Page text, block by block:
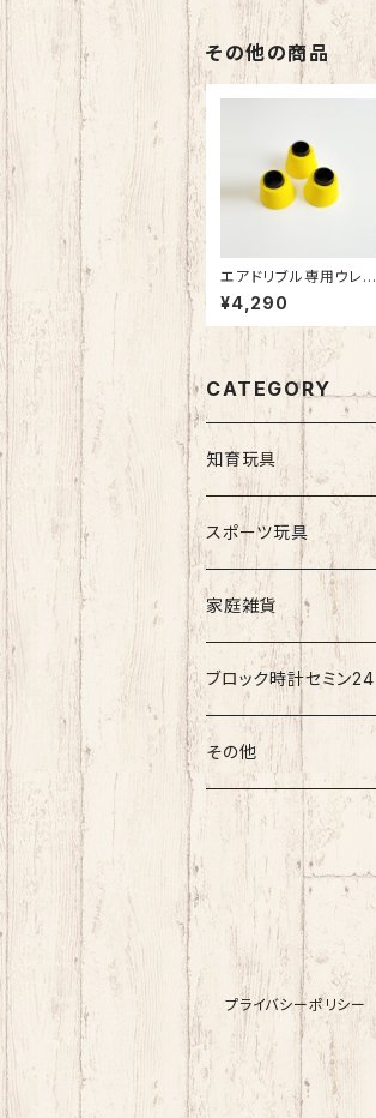
その他の商品
エアドリブル専用ウレタ
ンクッション 最新版 バ
スケットボール ドリブル
練習 室内 静か 音が響
きにくい 低騒音 自主練
リビングで練習 AirDrib
ble トレーニング用品
¥4,290
CATEGORY
知育玩具
スポーツ玩具
家庭雑貨
ブロック時計セミン24
その他
プライバシーポリシー